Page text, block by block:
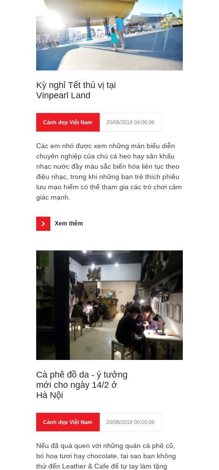
Kỳ nghỉ Tết thú vị tại
Vinpearl Land
Cảnh đẹp Việt Nam 20/08/2018 04:06:06
Các em nhỏ được xem những màn biểu diễn
chuyên nghiệp của chú cá heo hay sân khấu
nhạc nước đầy màu sắc biến hóa liên tục theo
điệu nhạc, trong khi những bạn trẻ thích phiêu
lưu mạo hiểm có thể tham gia các trò chơi cảm
giác mạnh.
Xem thêm
Cà phê đồ da - ý tưởng
mới cho ngày 14/2 ở
Hà Nội
Cảnh đẹp Việt Nam 20/08/2018 00:05:06
Nếu đã quá quen với những quán cà phê cũ,
bó hoa tươi hay chocolate, tại sao bạn không
thử đến Leather & Cafe để tự tay làm tặng